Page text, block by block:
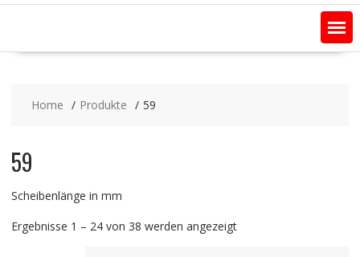
Home Produkte 59
59
Scheibenlänge in mm
Ergebnisse 1 – 24 von 38 werden angezeigt